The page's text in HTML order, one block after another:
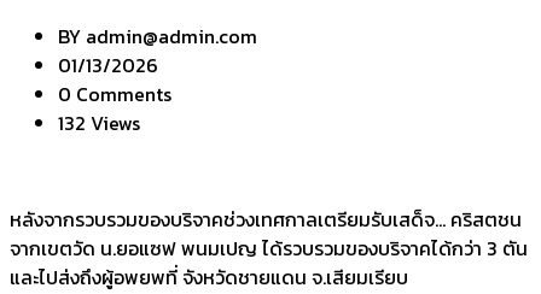
BY admin@admin.com
01/13/2026
0 Comments
132 Views
หลังจากรวบรวมของบริจาคช่วงเทศกาลเตรียมรับเสด็จ… คริสตชน
จากเขตวัด น.ยอแซฟ พนมเปญ ได้รวบรวมของบริจาคได้กว่า 3 ตัน
และไปส่งถึงผู้อพยพที่ จังหวัดชายแดน จ.เสียมเรียบ